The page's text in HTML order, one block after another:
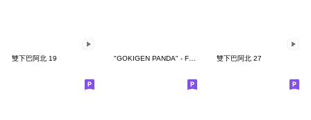
雙下巴阿北 19 "GOKIGEN PANDA" - Feeling / global 雙下巴阿北 27